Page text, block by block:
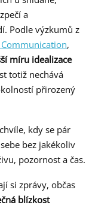
a
Podle výzkumů z
,
míru idealizace
totiž nechává
přirozený
kdy se pár
bez jakékoliv
pozornost a čas.
si zprávy, občas
blízkost